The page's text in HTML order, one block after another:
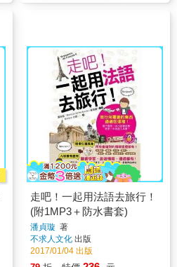
走吧！一起用法語去旅行！
(附1MP3＋防水書套)
潘貞璇 著
不求人文化 出版
2017/01/04 出版